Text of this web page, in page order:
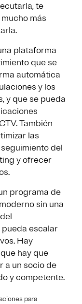
te
más
plataforma
que se
automática
y los
y que se pueda
También
las
del
y ofrecer
programa de
sin una
escalar
Hay
hay que
a un socio de
y competente.
para